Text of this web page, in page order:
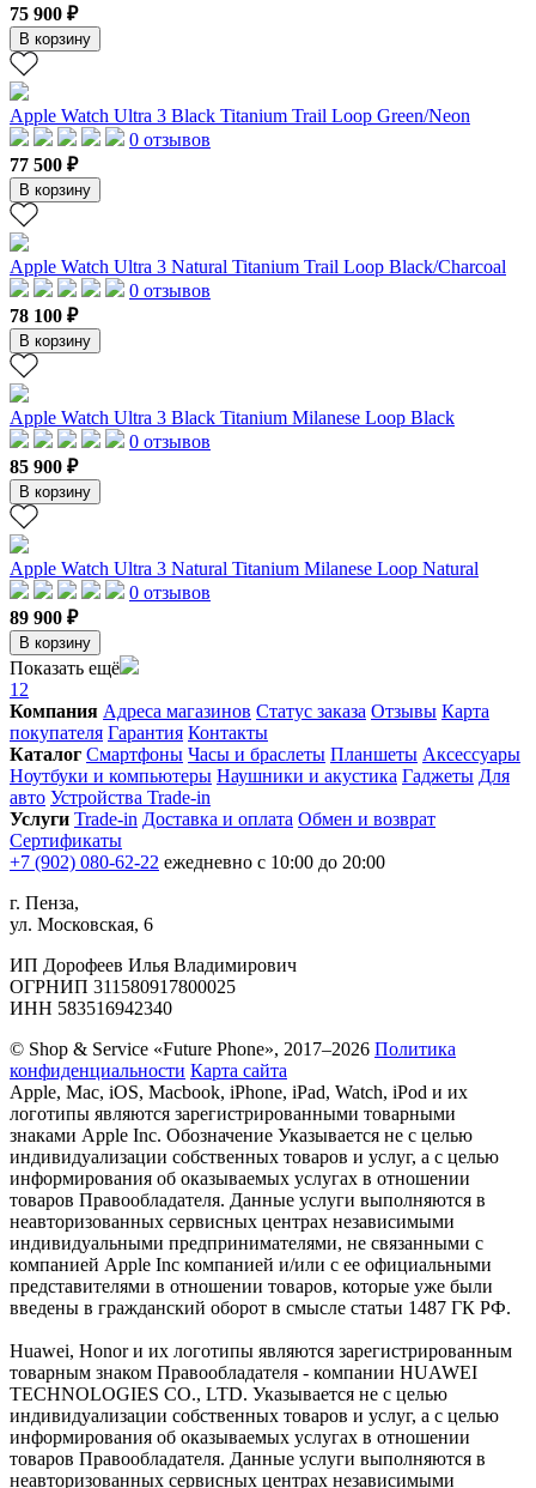
75 900 ₽
В корзину
Apple Watch Ultra 3 Black Titanium Trail Loop Green/Neon
0 отзывов
77 500 ₽
В корзину
Apple Watch Ultra 3 Natural Titanium Trail Loop Black/Charcoal
0 отзывов
78 100 ₽
В корзину
Apple Watch Ultra 3 Black Titanium Milanese Loop Black
0 отзывов
85 900 ₽
В корзину
Apple Watch Ultra 3 Natural Titanium Milanese Loop Natural
0 отзывов
89 900 ₽
В корзину
Показать ещё
1 2
Компания Адреса магазинов Статус заказа Отзывы Карта
покупателя Гарантия Контакты
Каталог Смартфоны Часы и браслеты Планшеты Аксессуары
Ноутбуки и компьютеры Наушники и акустика Гаджеты Для
авто Устройства Trade-in
Услуги Trade-in Доставка и оплата Обмен и возврат
Сертификаты
+7 (902) 080-62-22 ежедневно с 10:00 до 20:00
г. Пенза,
ул. Московская, 6
ИП Дорофеев Илья Владимирович
ОГРНИП 311580917800025
ИНН 583516942340
© Shop & Service «Future Phone», 2017–2026 Политика
конфиденциальности Карта сайта
Apple, Mac, iOS, Macbook, iPhone, iPad, Watch, iPod и их
логотипы являются зарегистрированными товарными
знаками Apple Inc. Обозначение Указывается не с целью
индивидуализации собственных товаров и услуг, а с целью
информирования об оказываемых услугах в отношении
товаров Правообладателя. Данные услуги выполняются в
неавторизованных сервисных центрах независимыми
индивидуальными предпринимателями, не связанными с
компанией Apple Inc компанией и/или с ее официальными
представителями в отношении товаров, которые уже были
введены в гражданский оборот в смысле статьи 1487 ГК РФ.
Huawei, Honor и их логотипы являются зарегистрированным
товарным знаком Правообладателя - компании HUAWEI
TECHNOLOGIES CO., LTD. Указывается не с целью
индивидуализации собственных товаров и услуг, а с целью
информирования об оказываемых услугах в отношении
товаров Правообладателя. Данные услуги выполняются в
неавторизованных сервисных центрах независимыми